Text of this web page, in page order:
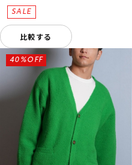
比較する
40%OFF